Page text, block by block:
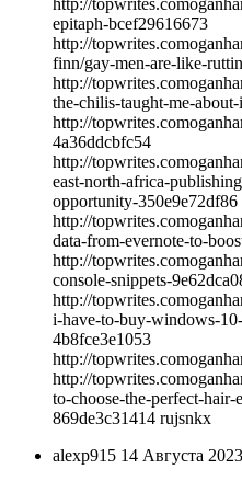
epitaph-bcef29616673
http://
finn/gay-men-are-like-
http://
the-chilis-taught-me-
http://
4a36ddcbfc54
http://
east-north-africa-
opportunity-350e9e72df86
http://
data-from-evernote-to-
http://
console-snippets-
http://
i-have-to-buy-windows-
4b8fce3e1053
http://
http://
to-choose-the-perfect-
869de3c31414 rujsnkx
alexp915 14 Августа